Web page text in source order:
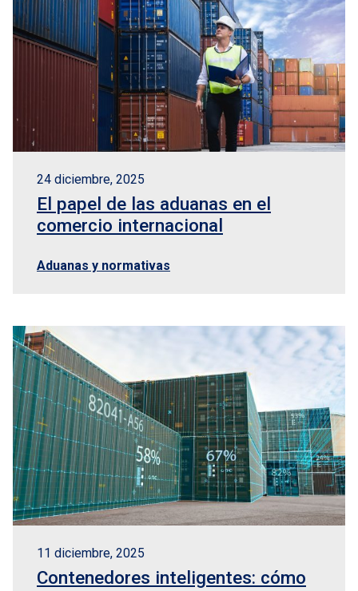
24 diciembre, 2025
El papel de las aduanas en el
comercio internacional
Aduanas y normativas
11 diciembre, 2025
Contenedores inteligentes: cómo